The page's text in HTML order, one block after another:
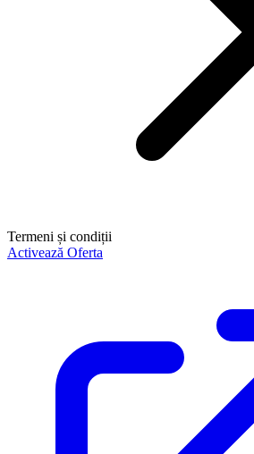
Termeni și condiții
Activează Oferta